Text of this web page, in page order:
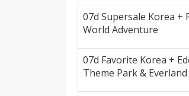
07d Supersale Korea +
World Adventure
07d Favorite Korea +
Theme Park & Everland